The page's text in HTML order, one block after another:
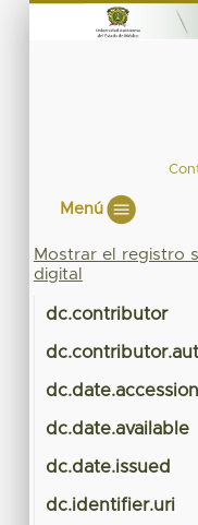
Menú
Mostrar el registro
digital
dc.contributor
dc.date.available
dc.date.issued
dc.identifier.uri